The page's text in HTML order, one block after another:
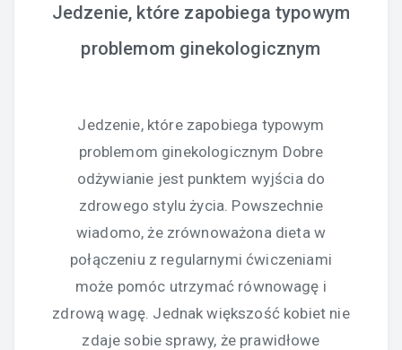
Jedzenie, które zapobiega typowym
problemom ginekologicznym
Jedzenie, które zapobiega typowym
problemom ginekologicznym Dobre
odżywianie jest punktem wyjścia do
zdrowego stylu życia. Powszechnie
wiadomo, że zrównoważona dieta w
połączeniu z regularnymi ćwiczeniami
może pomóc utrzymać równowagę i
zdrową wagę. Jednak większość kobiet nie
zdaje sobie sprawy, że prawidłowe